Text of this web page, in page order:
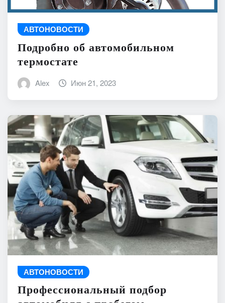
АВТОНОВОСТИ
Подробно об автомобильном
термостате
Alex Июн 21, 2023
АВТОНОВОСТИ
Профессиональный подбор